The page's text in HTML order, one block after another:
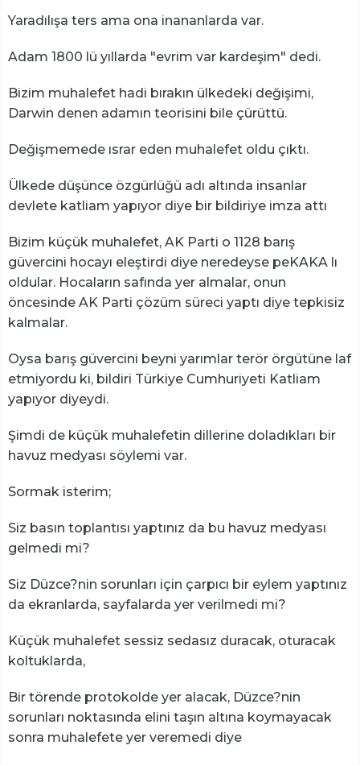
Yaradılışa ters ama ona inananlarda var.
Adam 1800 lü yıllarda "evrim var kardeşim" dedi.
Bizim muhalefet hadi bırakın ülkedeki değişimi,
Darwin denen adamın teorisini bile çürüttü.
Değişmemede ısrar eden muhalefet oldu çıktı.
Ülkede düşünce özgürlüğü adı altında insanlar
devlete katliam yapıyor diye bir bildiriye imza attı
Bizim küçük muhalefet, AK Parti o 1128 barış
güvercini hocayı eleştirdi diye neredeyse peKAKA lı
oldular. Hocaların safında yer almalar, onun
öncesinde AK Parti çözüm süreci yaptı diye tepkisiz
kalmalar.
Oysa barış güvercini beyni yarımlar terör örgütüne laf
etmiyordu ki, bildiri Türkiye Cumhuriyeti Katliam
yapıyor diyeydi.
Şimdi de küçük muhalefetin dillerine doladıkları bir
havuz medyası söylemi var.
Sormak isterim;
Siz basın toplantısı yaptınız da bu havuz medyası
gelmedi mi?
Siz Düzce?nin sorunları için çarpıcı bir eylem yaptınız
da ekranlarda, sayfalarda yer verilmedi mi?
Küçük muhalefet sessiz sedasız duracak, oturacak
koltuklarda,
Bir törende protokolde yer alacak, Düzce?nin
sorunları noktasında elini taşın altına koymayacak
sonra muhalefete yer veremedi diye